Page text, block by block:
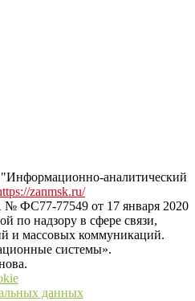
в Тульской области на сайте
аналитический
zanmsk.ru/
ФС77-77549 от 17 января 2020
по надзору в сфере связи,
и массовых коммуникаций.
системы».
данных